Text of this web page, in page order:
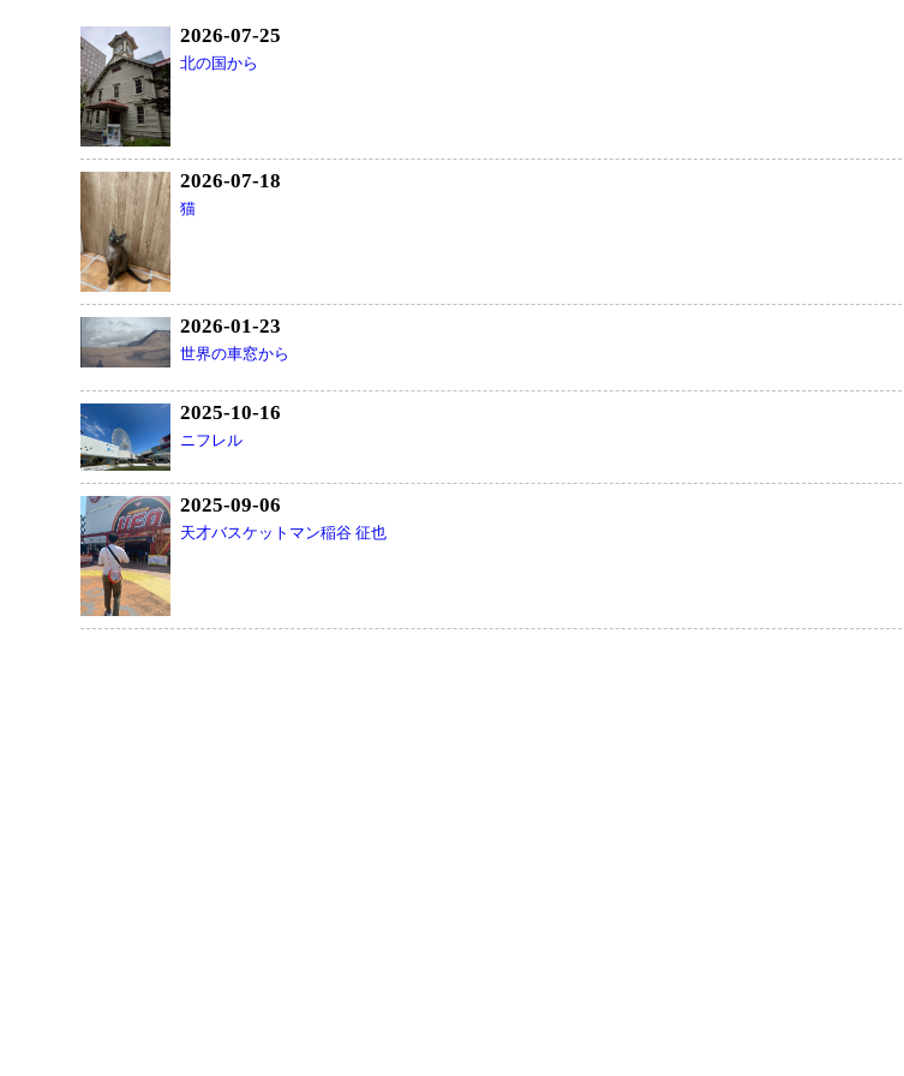
2026-07-25
北の国から
2026-07-18
猫
2026-01-23
世界の車窓から
2025-10-16
ニフレル
2025-09-06
天才バスケットマン稲谷 征也